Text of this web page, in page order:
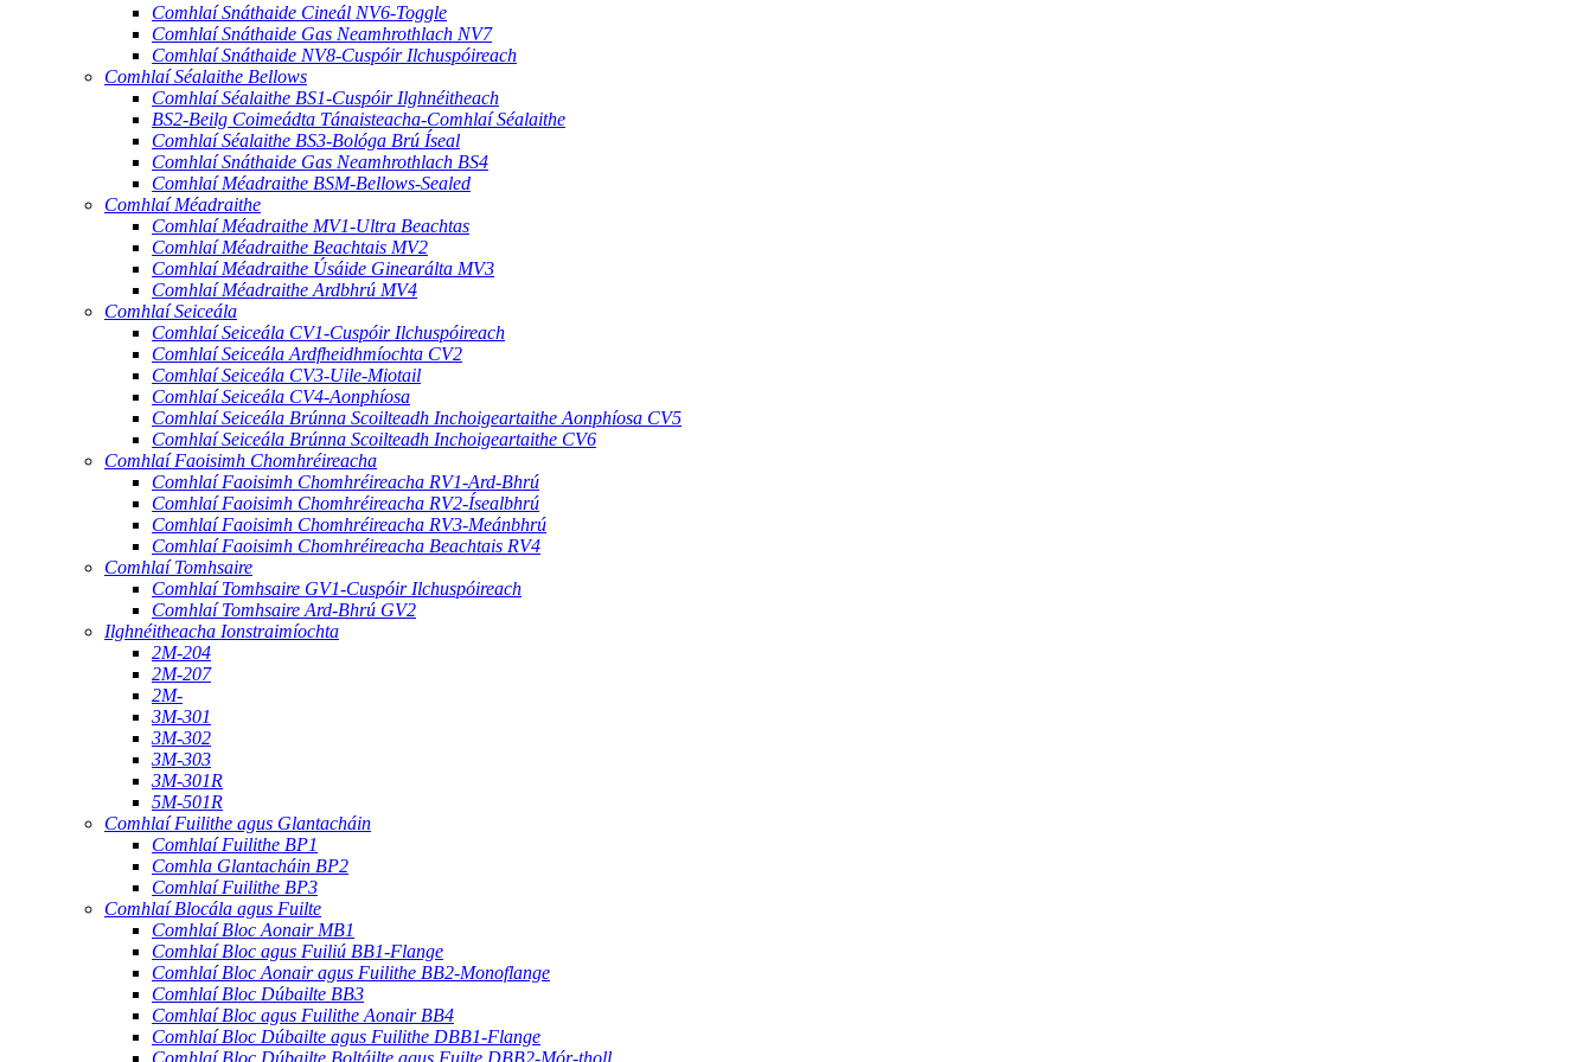
Comhlaí Snáthaide Cineál NV6-Toggle
Comhlaí Snáthaide Gas Neamhrothlach NV7
Comhlaí Snáthaide NV8-Cuspóir Ilchuspóireach
Comhlaí Séalaithe Bellows
Comhlaí Séalaithe BS1-Cuspóir Ilghnéitheach
BS2-Beilg Coimeádta Tánaisteacha-Comhlaí Séalaithe
Comhlaí Séalaithe BS3-Bológa Brú Íseal
Comhlaí Snáthaide Gas Neamhrothlach BS4
Comhlaí Méadraithe BSM-Bellows-Sealed
Comhlaí Méadraithe
Comhlaí Méadraithe MV1-Ultra Beachtas
Comhlaí Méadraithe Beachtais MV2
Comhlaí Méadraithe Úsáide Ginearálta MV3
Comhlaí Méadraithe Ardbhrú MV4
Comhlaí Seiceála
Comhlaí Seiceála CV1-Cuspóir Ilchuspóireach
Comhlaí Seiceála Ardfheidhmíochta CV2
Comhlaí Seiceála CV3-Uile-Miotail
Comhlaí Seiceála CV4-Aonphíosa
Comhlaí Seiceála Brúnna Scoilteadh Inchoigeartaithe Aonphíosa CV5
Comhlaí Seiceála Brúnna Scoilteadh Inchoigeartaithe CV6
Comhlaí Faoisimh Chomhréireacha
Comhlaí Faoisimh Chomhréireacha RV1-Ard-Bhrú
Comhlaí Faoisimh Chomhréireacha RV2-Ísealbhrú
Comhlaí Faoisimh Chomhréireacha RV3-Meánbhrú
Comhlaí Faoisimh Chomhréireacha Beachtais RV4
Comhlaí Tomhsaire
Comhlaí Tomhsaire GV1-Cuspóir Ilchuspóireach
Comhlaí Tomhsaire Ard-Bhrú GV2
Ilghnéitheacha Ionstraimíochta
2M-204
2M-207
2M-
3M-301
3M-302
3M-303
3M-301R
5M-501R
Comhlaí Fuilithe agus Glantacháin
Comhlaí Fuilithe BP1
Comhla Glantacháin BP2
Comhlaí Fuilithe BP3
Comhlaí Blocála agus Fuilte
Comhlaí Bloc Aonair MB1
Comhlaí Bloc agus Fuiliú BB1-Flange
Comhlaí Bloc Aonair agus Fuilithe BB2-Monoflange
Comhlaí Bloc Dúbailte BB3
Comhlaí Bloc agus Fuilithe Aonair BB4
Comhlaí Bloc Dúbailte agus Fuilithe DBB1-Flange
Comhlaí Bloc Dúbailte Boltáilte agus Fuilte DBB2-Mór-tholl